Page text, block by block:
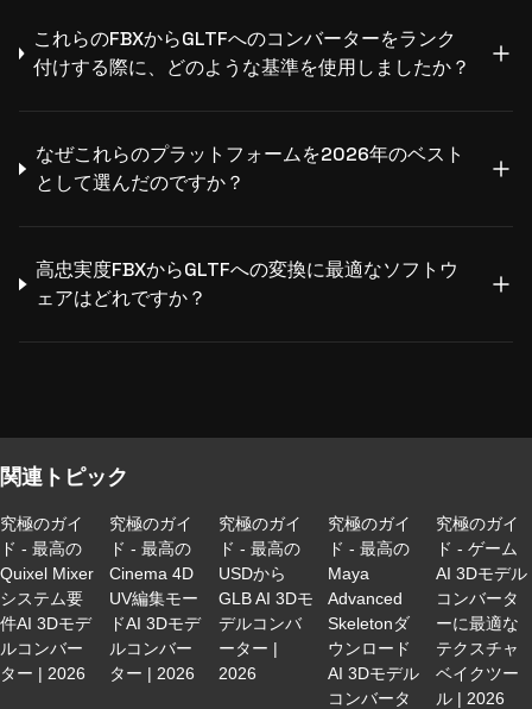
これらのFBXからGLTFへのコンバーターをランク
付けする際に、どのような基準を使用しましたか？
なぜこれらのプラットフォームを2026年のベスト
として選んだのですか？
高忠実度FBXからGLTFへの変換に最適なソフトウ
ェアはどれですか？
関連トピック
究極のガイ
ド - 最高の
Quixel Mixer
システム要
件AI 3Dモデ
ルコンバー
ター | 2026
究極のガイ
ド - 最高の
Cinema 4D
UV編集モー
ドAI 3Dモデ
ルコンバー
ター | 2026
究極のガイ
ド - 最高の
USDから
GLB AI 3Dモ
デルコンバ
ーター |
2026
究極のガイ
ド - 最高の
Maya
Advanced
Skeletonダ
ウンロード
AI 3Dモデル
コンバータ
究極のガイ
ド - ゲーム
AI 3Dモデル
コンバータ
ーに最適な
テクスチャ
ベイクツー
ル | 2026